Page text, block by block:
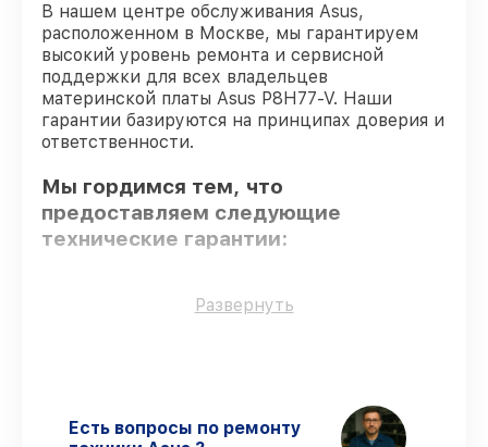
В нашем центре обслуживания Asus,
расположенном в Москве, мы гарантируем
высокий уровень ремонта и сервисной
поддержки для всех владельцев
материнской платы Asus P8H77-V. Наши
гарантии базируются на принципах доверия и
ответственности.
Мы гордимся тем, что
предоставляем следующие
технические гарантии:
Использование оригинальных
обучение и ежегодную аттестацию, что
подтверждает их уровень мастерства.
Развернуть
Есть вопросы по ремонту